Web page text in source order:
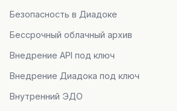
Безопасность в Диадоке
Бессрочный облачный архив
Внедрение API под ключ
Внедрение Диадока под ключ
Внутренний ЭДО